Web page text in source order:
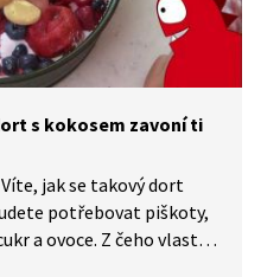
s kokosem zavoní ti
jak se takový dort
potřebovat piškoty,
a ovoce. Z čeho vlastně